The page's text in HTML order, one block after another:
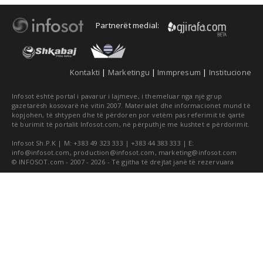
Partnerët medial:
Kontakti | Marketingu | Immpresum | Institucione
Infosot është portal i pavarur i lajmeve, i themeluar nga një grup
gazetarësh kosovarë në vitin 2007. Materialet dhe informacionet mund të
kopjohen, të shtypen dhe të përdoren por vetëm pas referimit të qartë
të burimit të portalit Infosot.com, në përputhje me kushtet e përdorimit.
Infosot Sh.P.K | M: +383 49 323 333 | +383 44 383 333 | E:
info@infosot.com , production@infosot.com , marketing@infosot.com
© INFOSOT.com - 2007 - 2026 - Të gjitha të drejtat janë të rezervuara